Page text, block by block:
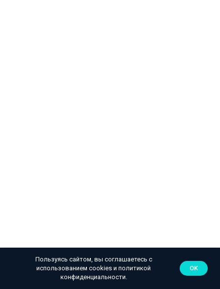
Пользуясь сайтом, вы соглашаетесь с
использованием cookies и политикой
конфиденциальности.
OK